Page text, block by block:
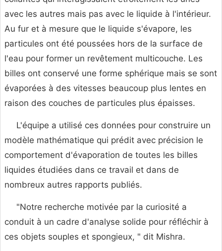
avec les autres mais pas avec le liquide à l'intérieur.
Au fur et à mesure que le liquide s'évapore, les
particules ont été poussées hors de la surface de
l'eau pour former un revêtement multicouche. Les
billes ont conservé une forme sphérique mais se sont
évaporées à des vitesses beaucoup plus lentes en
raison des couches de particules plus épaisses.
L'équipe a utilisé ces données pour construire un
modèle mathématique qui prédit avec précision le
comportement d'évaporation de toutes les billes
liquides étudiées dans ce travail et dans de
nombreux autres rapports publiés.
"Notre recherche motivée par la curiosité a
conduit à un cadre d'analyse solide pour réfléchir à
ces objets souples et spongieux, " dit Mishra.